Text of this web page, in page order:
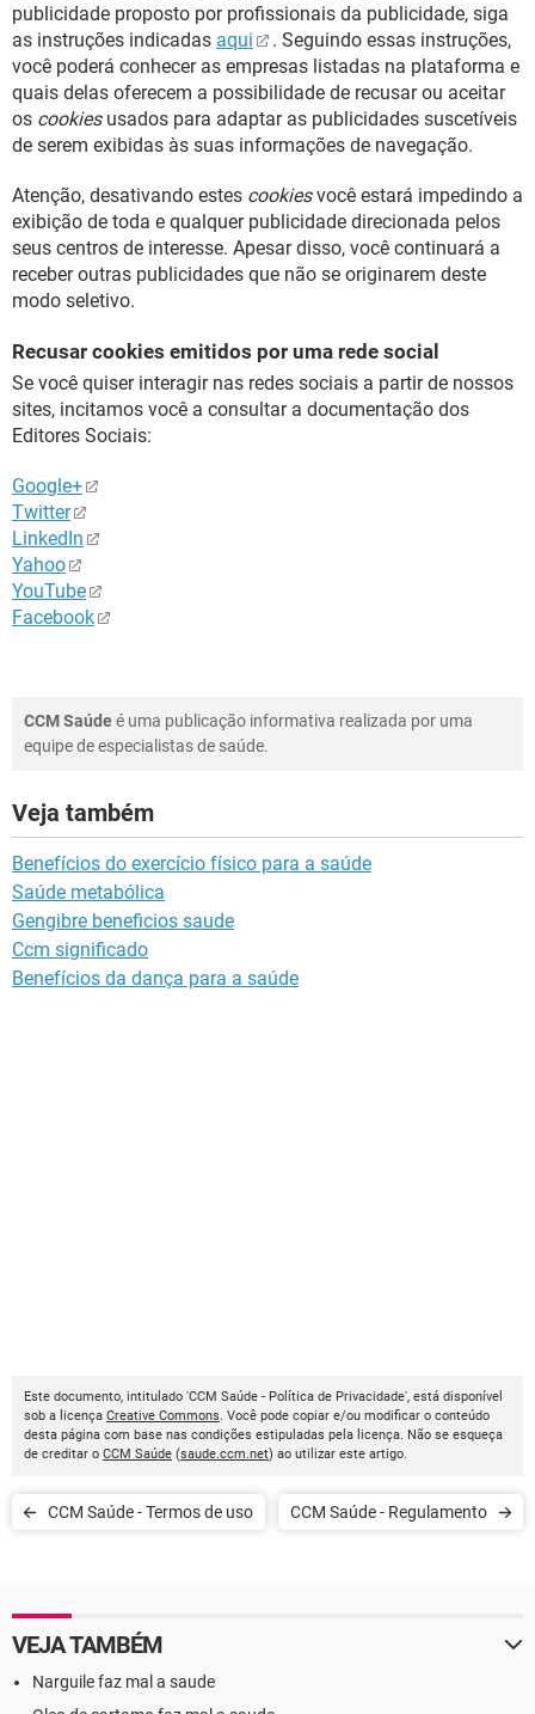
publicidade proposto por profissionais da publicidade, siga
as instruções indicadas aqui
. Seguindo essas instruções,
você poderá conhecer as empresas listadas na plataforma e
quais delas oferecem a possibilidade de recusar ou aceitar
os cookiesusados para adaptar as publicidades suscetíveis
de serem exibidas às suas informações de navegação.
Atenção, desativando estes cookiesvocê estará impedindo a
exibição de toda e qualquer publicidade direcionada pelos
seus centros de interesse. Apesar disso, você continuará a
receber outras publicidades que não se originarem deste
modo seletivo.
Recusar cookies emitidos por uma rede social
Se você quiser interagir nas redes sociais a partir de nossos
sites, incitamos você a consultar a documentação dos
Editores Sociais:
Google+
Twitter
LinkedIn
Yahoo
YouTube
Facebook
CCM Saúdeé uma publicação informativa realizada por uma
equipe de especialistas de saúde.
Veja também
Benefícios do exercício físico para a saúde
Saúde metabólica
Gengibre beneficios saude
Ccm significado
Benefícios da dança para a saúde
Este documento, intitulado 'CCM Saúde - Política de Privacidade', está disponível
sob a licença Creative Commons. Você pode copiar e/ou modificar o conteúdo
desta página com base nas condições estipuladas pela licença. Não se esqueça
de creditar o CCM Saúde (saude.ccm.net) ao utilizar este artigo.
CCM Saúde - Termos de uso CCM Saúde - Regulamento
VEJA TAMBÉM
Narguile faz mal a saude